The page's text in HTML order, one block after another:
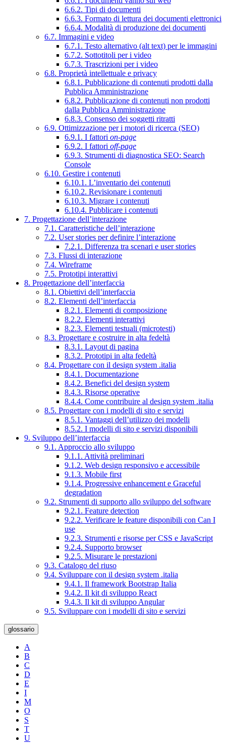
6.6.2. Tipi di documenti
6.6.3. Formato di lettura dei documenti elettronici
6.6.4. Modalità di produzione dei documenti
6.7. Immagini e video
6.7.1. Testo alternativo (alt text) per le immagini
6.7.2. Sottotitoli per i video
6.7.3. Trascrizioni per i video
6.8. Proprietà intellettuale e privacy
6.8.1. Pubblicazione di contenuti prodotti dalla
Pubblica Amministrazione
6.8.2. Pubblicazione di contenuti non prodotti
dalla Pubblica Amministrazione
6.8.3. Consenso dei soggetti ritratti
6.9. Ottimizzazione per i motori di ricerca (SEO)
6.9.1. I fattori on-page
6.9.2. I fattori off-page
6.9.3. Strumenti di diagnostica SEO: Search
Console
6.10. Gestire i contenuti
6.10.1. L’inventario dei contenuti
6.10.2. Revisionare i contenuti
6.10.3. Migrare i contenuti
6.10.4. Pubblicare i contenuti
7. Progettazione dell’interazione
7.1. Caratteristiche dell’interazione
7.2. User stories per definire l’interazione
7.2.1. Differenza tra scenari e user stories
7.3. Flussi di interazione
7.4. Wireframe
7.5. Prototipi interattivi
8. Progettazione dell’interfaccia
8.1. Obiettivi dell’interfaccia
8.2. Elementi dell’interfaccia
8.2.1. Elementi di composizione
8.2.2. Elementi interattivi
8.2.3. Elementi testuali (microtesti)
8.3. Progettare e costruire in alta fedeltà
8.3.1. Layout di pagina
8.3.2. Prototipi in alta fedeltà
8.4. Progettare con il design system .italia
8.4.1. Documentazione
8.4.2. Benefici del design system
8.4.3. Risorse operative
8.4.4. Come contribuire al design system .italia
8.5. Progettare con i modelli di sito e servizi
8.5.1. Vantaggi dell’utilizzo dei modelli
8.5.2. I modelli di sito e servizi disponibili
9. Sviluppo dell’interfaccia
9.1. Approccio allo sviluppo
9.1.1. Attività preliminari
9.1.2. Web design responsivo e accessibile
9.1.3. Mobile first
9.1.4. Progressive enhancement e Graceful
degradation
9.2. Strumenti di supporto allo sviluppo del software
9.2.1. Feature detection
9.2.2. Verificare le feature disponibili con Can I
use
9.2.3. Strumenti e risorse per CSS e JavaScript
9.2.4. Supporto browser
9.2.5. Misurare le prestazioni
9.3. Catalogo del riuso
9.4. Sviluppare con il design system .italia
9.4.1. Il framework Bootstrap Italia
9.4.2. Il kit di sviluppo React
9.4.3. Il kit di sviluppo Angular
9.5. Sviluppare con i modelli di sito e servizi
glossario
A
B
C
D
E
I
M
O
S
T
U